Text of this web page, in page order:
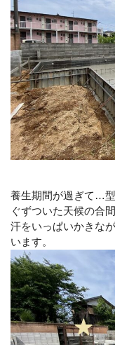
養生期間が過ぎて…型
ぐずついた天候の合
汗をいっぱいかきな
います。